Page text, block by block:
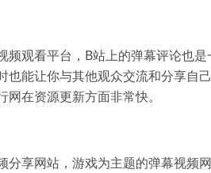
频观看平台，B站上的弹幕评论也
也能让你与其他观众交流和分享自
在资源更新方面非常快。
分享网站，游戏为主题的弹幕视频